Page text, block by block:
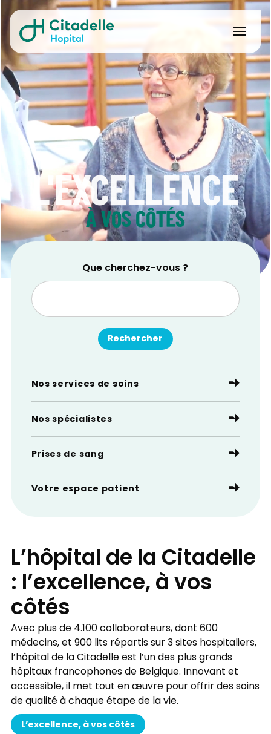
L'EXCELLENCE
À VOS CÔTÉS
Que cherchez-vous ?
Nos services de soins
Nos spécialistes
Prises de sang
Votre espace patient
L’hôpital de la Citadelle
: l’excellence, à vos
côtés
Avec plus de 4.100 collaborateurs, dont 600
médecins, et 900 lits répartis sur 3 sites hospitaliers,
l’hôpital de la Citadelle est l’un des plus grands
hôpitaux francophones de Belgique. Innovant et
accessible, il met tout en œuvre pour offrir des soins
de qualité à chaque étape de la vie.
L’excellence, à vos côtés